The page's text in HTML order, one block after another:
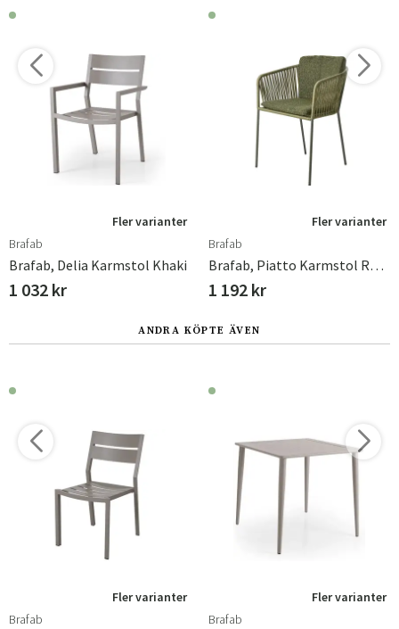
Fler varianter
Brafab
Brafab, Delia Karmstol Khaki
1 032 kr
Fler varianter
Brafab
Brafab, Piatto Karmstol Raw Avocado/Nordic Green
1 192 kr
ANDRA KÖPTE ÄVEN
Fler varianter
Brafab
Fler varianter
Brafab